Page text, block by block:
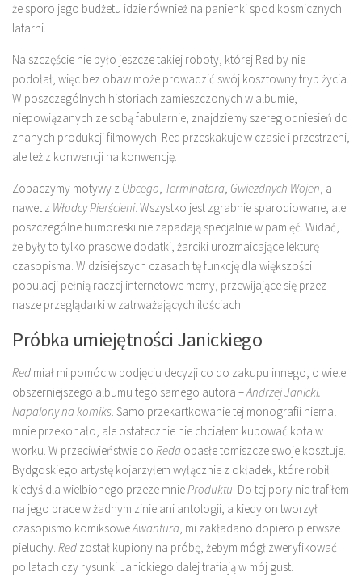
że sporo jego budżetu idzie również na panienki spod kosmicznych
latarni.
Na szczęście nie było jeszcze takiej roboty, której Red by nie
podołał, więc bez obaw może prowadzić swój kosztowny tryb życia.
W poszczególnych historiach zamieszczonych w albumie,
niepowiązanych ze sobą fabularnie, znajdziemy szereg odniesień do
znanych produkcji filmowych. Red przeskakuje w czasie i przestrzeni,
ale też z konwencji na konwencję.
Zobaczymy motywy z Obcego, Terminatora, Gwiezdnych Wojen, a
nawet z Władcy Pierścieni. Wszystko jest zgrabnie sparodiowane, ale
poszczególne humoreski nie zapadają specjalnie w pamięć. Widać,
że były to tylko prasowe dodatki, żarciki urozmaicające lekturę
czasopisma. W dzisiejszych czasach tę funkcję dla większości
populacji pełnią raczej internetowe memy, przewijające się przez
nasze przeglądarki w zatrważających ilościach.
Próbka umiejętności Janickiego
Red miał mi pomóc w podjęciu decyzji co do zakupu innego, o wiele
obszerniejszego albumu tego samego autora –Andrzej Janicki.
Napalony na komiks. Samo przekartkowanie tej monografii niemal
mnie przekonało, ale ostatecznie nie chciałem kupować kota w
worku. W przeciwieństwie do Reda opasłe tomiszcze swoje kosztuje.
Bydgoskiego artystę kojarzyłem wyłącznie z okładek, które robił
kiedyś dla wielbionego przeze mnieProduktu. Do tej pory nie trafiłem
na jego prace w żadnym zinie ani antologii, a kiedy on tworzył
czasopismo komiksoweAwantura, mi zakładano dopiero pierwsze
pieluchy. Red został kupiony na próbę, żebym mógł zweryfikować
po latach czy rysunki Janickiego dalej trafiają w mój gust.